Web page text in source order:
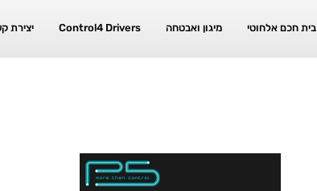
בית חכם אלחוטי מיגון ואבטחה Control4 Drivers יצירת